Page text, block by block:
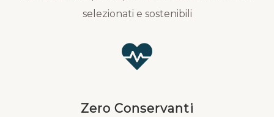
selezionati e sostenibili
Zero Conservanti